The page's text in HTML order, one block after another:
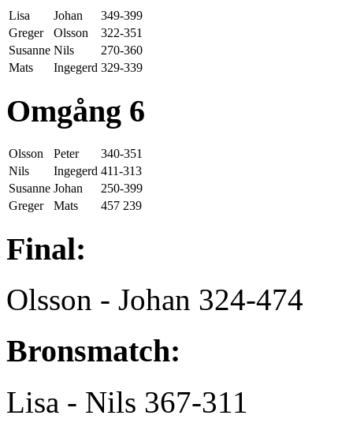
Lisa Johan
349-399
Greger
Olsson
322-351
Susanne Nils
270-360
Mats
Ingegerd 329-339
Omgång 6
Olsson Peter
340-351
Nils
Ingegerd 411-313
Susanne Johan
250-399
Greger
Mats 457 239
Final:
Olsson - Johan 324-474
Bronsmatch:
Lisa - Nils 367-311